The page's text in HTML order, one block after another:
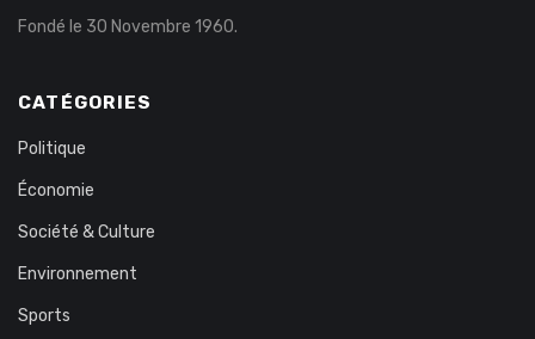
Fondé le 30 Novembre 1960.
CATÉGORIES
Politique
Économie
Société & Culture
Environnement
Sports